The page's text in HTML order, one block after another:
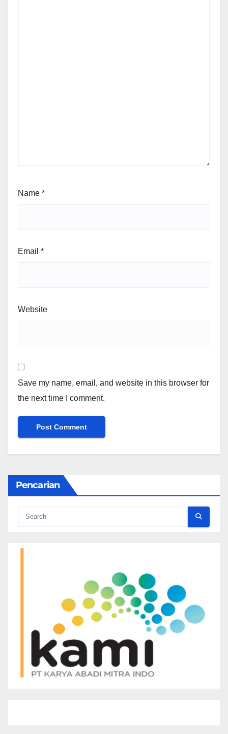
Name *
Email *
Website
Save my name, email, and website in this browser for
the next time I comment.
Pencarian